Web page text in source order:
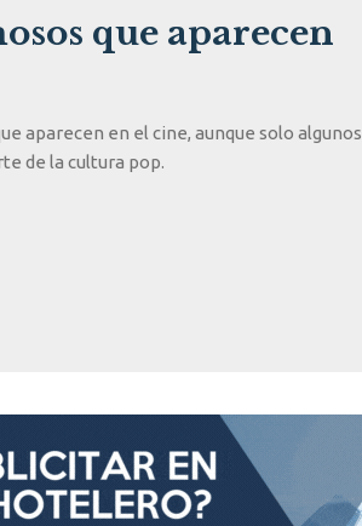
que aparecen
aparecen en el cine, aunque solo algunos
de la cultura pop.